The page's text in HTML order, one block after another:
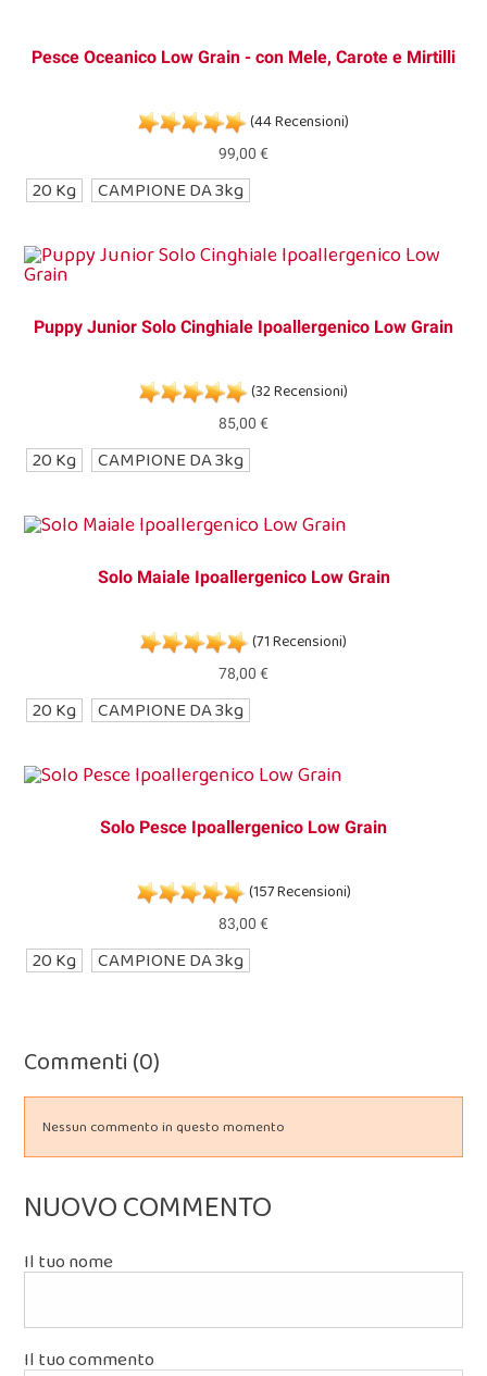
Pesce Oceanico Low Grain - con Mele, Carote e Mirtilli
(44 Recensioni)
99,00 €
20 Kg CAMPIONE DA 3kg
Puppy Junior Solo Cinghiale Ipoallergenico Low Grain
(32 Recensioni)
85,00 €
20 Kg CAMPIONE DA 3kg
Solo Maiale Ipoallergenico Low Grain
(71 Recensioni)
78,00 €
20 Kg CAMPIONE DA 3kg
Solo Pesce Ipoallergenico Low Grain
(157 Recensioni)
83,00 €
20 Kg CAMPIONE DA 3kg
Commenti (0)
Nessun commento in questo momento
NUOVO COMMENTO
Il tuo nome
Il tuo commento